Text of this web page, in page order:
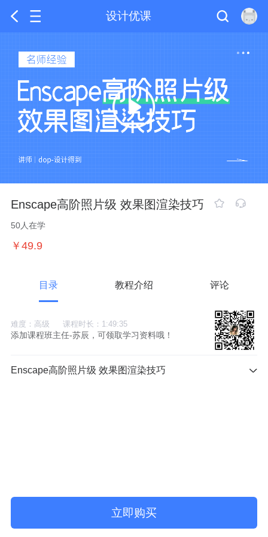
设计优课
Enscape高阶照片级 效果图渲染技巧
50人在学
￥49.9
目录 教程介绍 评论
难度：高级 课程时长：1:49:35
添加课程班主任-苏辰，可领取学习资料哦！
Enscape高阶照片级 效果图渲染技巧
立即购买